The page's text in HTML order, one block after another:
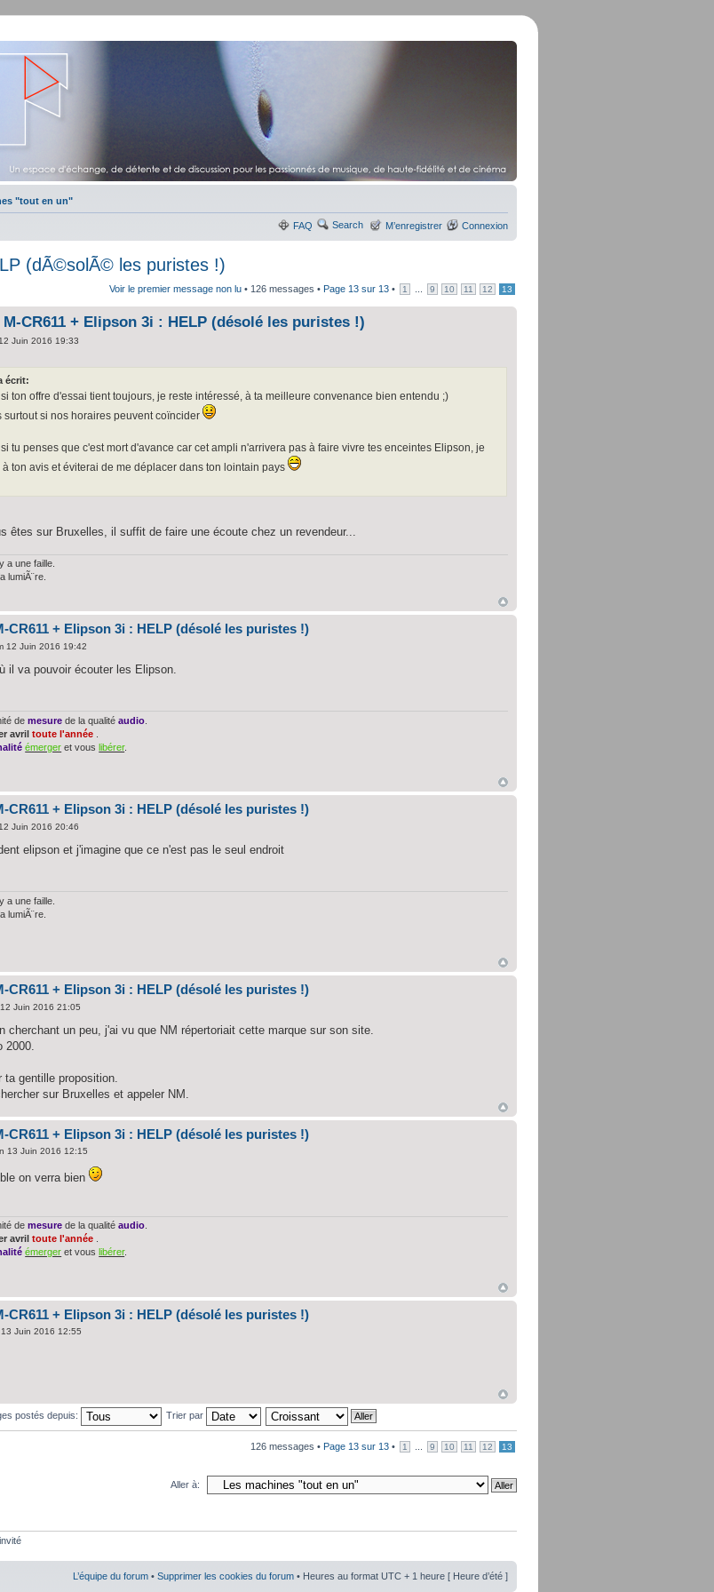
"tout en un"
FAQ Search M’enregistrer Connexion
(dÃ©solÃ© les puristes !)
Voir le premier message non lu • 126 messages • Page 13 sur 13 • 1 9 10 11 12 13
CR611 + Elipson 3i : HELP (désolé les puristes !)
Juin 2016 19:33
écrit:
ton offre d'essai tient toujours, je reste intéressé, à ta meilleure convenance bien entendu ;)
surtout si nos horaires peuvent coïncider
tu penses que c'est mort d'avance car cet ampli n'arrivera pas à faire vivre tes enceintes Elipson, je
ton avis et éviterai de me déplacer dans ton lointain pays
êtes sur Bruxelles, il suffit de faire une écoute chez un revendeur...
a une faille.
lumiÃ¨re.
CR611 + Elipson 3i : HELP (désolé les puristes !)
12 Juin 2016 19:42
il va pouvoir écouter les Elipson.
demesure de la qualitéaudio
avril toute l'année
émerger et vouslibérer.
CR611 + Elipson 3i : HELP (désolé les puristes !)
Juin 2016 20:46
elipson et j'imagine que ce n'est pas le seul endroit
a une faille.
lumiÃ¨re.
CR611 + Elipson 3i : HELP (désolé les puristes !)
Juin 2016 21:05
cherchant un peu, j'ai vu que NM répertoriait cette marque sur son site.
2000.
ta gentille proposition.
sur Bruxelles et appeler NM.
CR611 + Elipson 3i : HELP (désolé les puristes !)
13 Juin 2016 12:15
on verra bien
demesure de la qualitéaudio
avril toute l'année
émerger et vouslibérer.
CR611 + Elipson 3i : HELP (désolé les puristes !)
13 Juin 2016 12:55
postés depuis: Trier par
126 messages • Page 13 sur 13 • 1 9 10 11 12 13
Aller à:
L’équipe du forum • Supprimer les cookies du forum • Heures au format UTC + 1 heure [ Heure d’été ]